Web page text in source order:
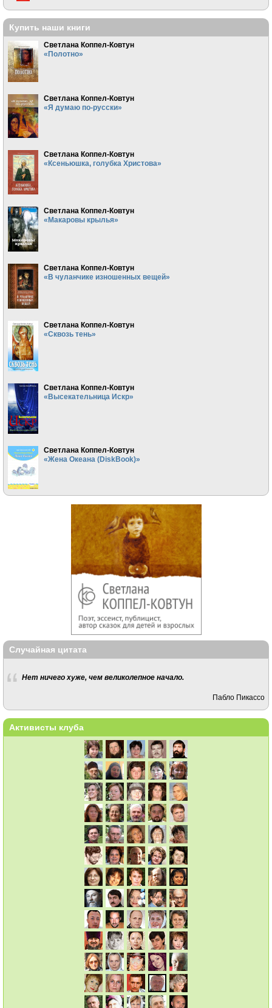
Купить наши книги
Светлана Коппел-Ковтун
«Полотно»
Светлана Коппел-Ковтун
«Я думаю по-русски»
Светлана Коппел-Ковтун
«Ксеньюшка, голубка Христова»
Светлана Коппел-Ковтун
«Макаровы крылья»
Светлана Коппел-Ковтун
«В чуланчике изношенных вещей»
Светлана Коппел-Ковтун
«Сквозь тень»
Светлана Коппел-Ковтун
«Высекательница Искр»
Светлана Коппел-Ковтун
«Жена Океана (DiskBook)»
Случайная цитата
Нет ничего хуже, чем великолепное начало.
Пабло Пикассо
Активисты клуба